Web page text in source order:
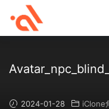
2024-01-28 iClone